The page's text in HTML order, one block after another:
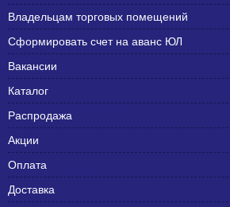
Владельцам торговых помещений
Сформировать счет на аванс ЮЛ
Вакансии
Каталог
Распродажа
Акции
Оплата
Доставка